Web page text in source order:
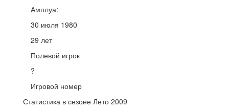
Амплуа:
30 июля 1980
29 лет
Полевой игрок
?
Игровой номер
Статистика в сезоне Лето 2009